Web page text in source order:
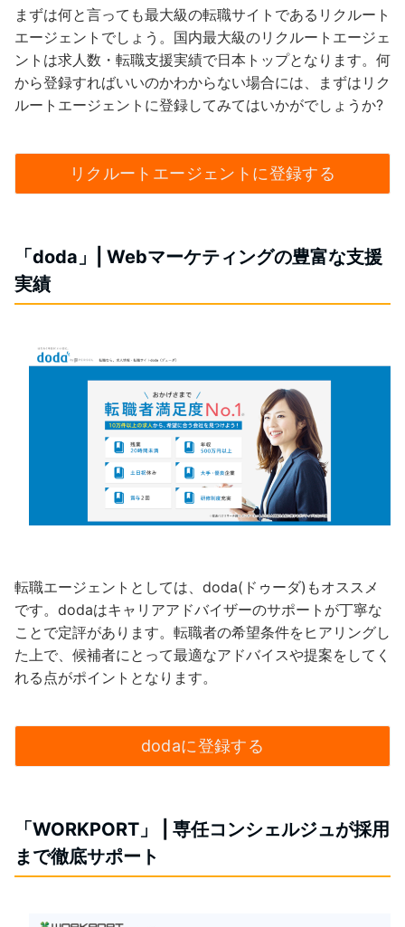
まずは何と言っても最大級の転職サイトであるリクルート
エージェントでしょう。国内最大級のリクルートエージェ
ントは求人数・転職支援実績で日本トップとなります。何
から登録すればいいのかわからない場合には、まずはリク
ルートエージェントに登録してみてはいかがでしょうか?
リクルートエージェントに登録する
「doda」| Webマーケティングの豊富な支援
実績
転職エージェントとしては、doda(ドゥーダ)もオススメ
です。dodaはキャリアアドバイザーのサポートが丁寧な
ことで定評があります。転職者の希望条件をヒアリングし
た上で、候補者にとって最適なアドバイスや提案をしてく
れる点がポイントとなります。
dodaに登録する
「WORKPORT」 | 専任コンシェルジュが採用
まで徹底サポート